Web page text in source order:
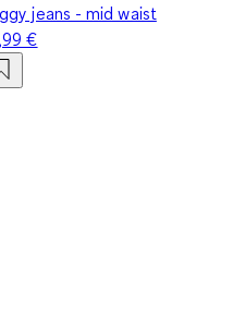
jeans - mid waist
€